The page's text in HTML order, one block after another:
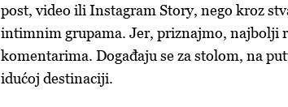
post, video ili Instagram Story, nego kroz
intimnim grupama. Jer, priznajmo, najbolji
komentarima. Događaju se za stolom, na
idućoj destinaciji.